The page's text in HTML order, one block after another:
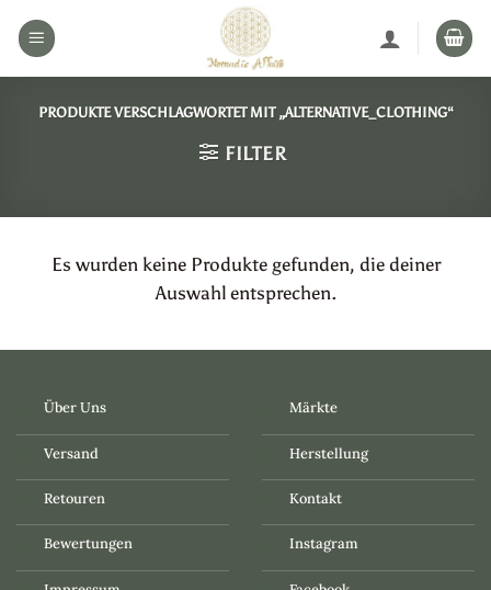
Inhalt
PRODUKTE VERSCHLAGWORTET MIT „ALTERNATIVE_CLOTHING“
FILTER
Es wurden keine Produkte gefunden, die deiner
Auswahl entsprechen.
Über Uns
Versand
Retouren
Bewertungen
Märkte
Herstellung
Kontakt
Instagram